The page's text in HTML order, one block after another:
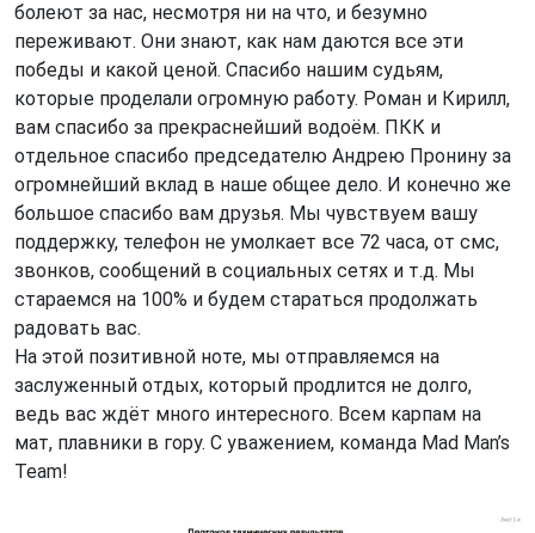
болеют за нас, несмотря ни на что, и безумно
переживают. Они знают, как нам даются все эти
победы и какой ценой. Спасибо нашим судьям,
которые проделали огромную работу. Роман и Кирилл,
вам спасибо за прекраснейший водоём. ПКК и
отдельное спасибо председателю Андрею Пронину за
огромнейший вклад в наше общее дело. И конечно же
большое спасибо вам друзья. Мы чувствуем вашу
поддержку, телефон не умолкает все 72 часа, от смс,
звонков, сообщений в социальных сетях и т.д. Мы
стараемся на 100% и будем стараться продолжать
радовать вас.
На этой позитивной ноте, мы отправляемся на
заслуженный отдых, который продлится не долго,
ведь вас ждёт много интересного. Всем карпам на
мат, плавники в гору. С уважением, команда Mad Man’s
Team!